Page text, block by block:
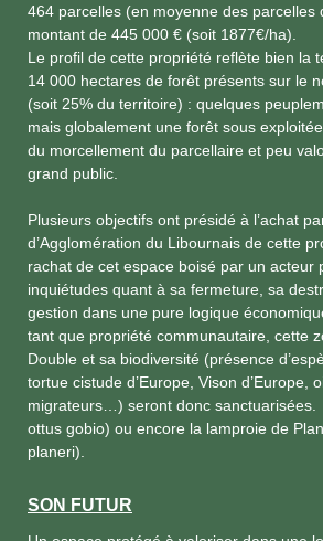
464 parcelles (en moyenne des parcelles
montant de 445 000 € (soit 1877€/ha).
Le profil de cette propriété reflète bien la
14 000 hectares de forêt présents sur le
(soit 25% du territoire) : quelques
mais globalement une forêt sous
du morcellement du parcellaire et peu
grand public.
Plusieurs objectifs ont présidé à l’achat
d’Agglomération du Libournais de cette
rachat de cet espace boisé par un acteur
inquiétudes quant à sa fermeture, sa
gestion dans une pure logique
tant que propriété communautaire, cette
Double et sa biodiversité (présence
tortue cistude d’Europe, Vison d’Europe,
migrateurs…) seront donc sanctuarisées.
ottus gobio) ou encore la lamproie de
planeri).
SON FUTUR